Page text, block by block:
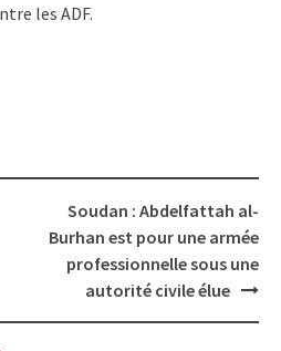
les ADF.
Soudan : Abdelfattah al-
Burhan est pour une armée
professionnelle sous une
autorité civile élue